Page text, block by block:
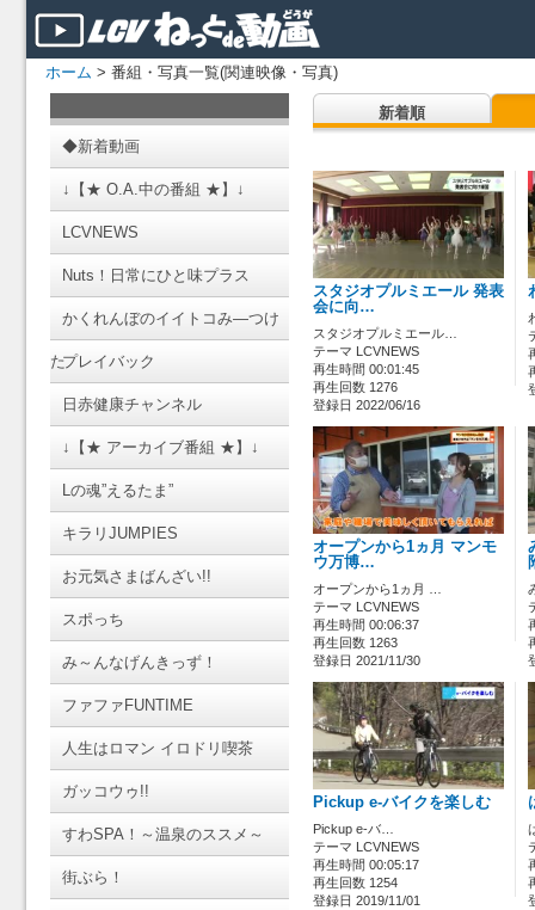
ホーム > 番組・写真一覧(関連映像・写真)
◆新着動画
↓【★ O.A.中の番組 ★】↓
LCVNEWS
Nuts！日常にひと味プラス
かくれんぼのイイトコみ―つけ
たプレイバック
日赤健康チャンネル
↓【★ アーカイブ番組 ★】↓
Lの魂”えるたま”
キラリJUMPIES
お元気さまばんざい!!
スポっち
み～んなげんきっず！
ファファFUNTIME
人生はロマン イロドリ喫茶
ガッコウゥ!!
すわSPA！～温泉のススメ～
街ぶら！
新着順
スタジオプルミエール 発表
会に向…
スタジオプルミエール…
テーマ LCVNEWS
再生時間 00:01:45
再生回数 1276
登録日 2022/06/16
オープンから1ヵ月 マンモ
ウ万博…
オープンから1ヵ月 …
テーマ LCVNEWS
再生時間 00:06:37
再生回数 1263
登録日 2021/11/30
Pickup e-バイクを楽しむ
Pickup e-バ…
テーマ LCVNEWS
再生時間 00:05:17
再生回数 1254
登録日 2019/11/01